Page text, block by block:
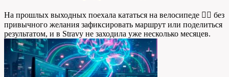
На прошлых выходных поехала кататься на велосипеде 🚴‍♀️ без
привычного желания зафиксировать маршрут или поделиться
результатом, и в Stravу не заходила уже несколько месяцев.